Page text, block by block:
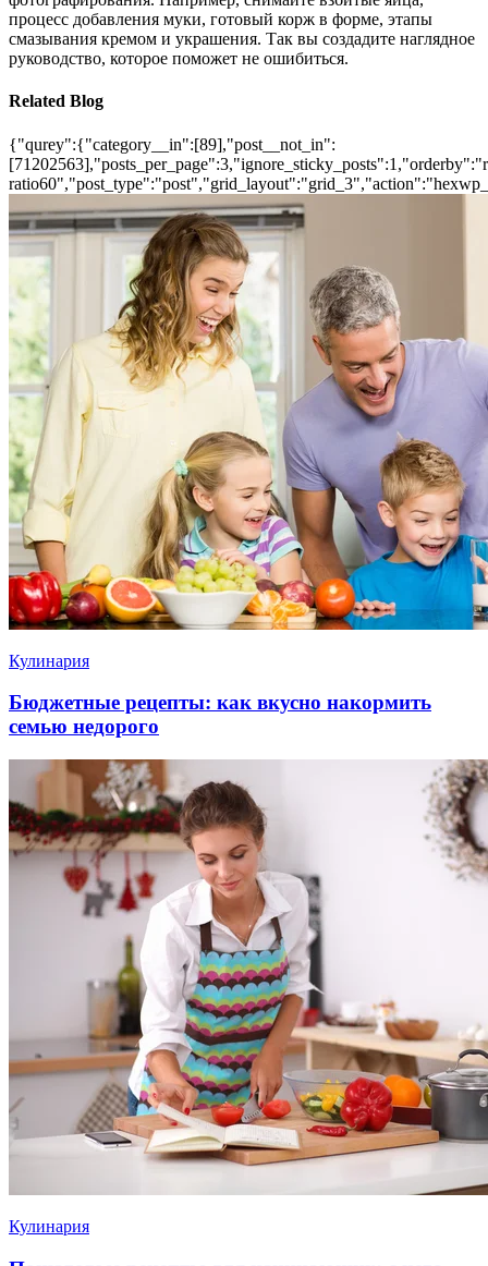
процесс добавления муки, готовый корж в форме, этапы
смазывания кремом и украшения. Так вы создадите наглядное
руководство, которое поможет не ошибиться.
Related Blog
{"qurey":{"category__in":[89],"post__not_in":
Кулинария
Бюджетные рецепты: как вкусно накормить
семью недорого
Кулинария